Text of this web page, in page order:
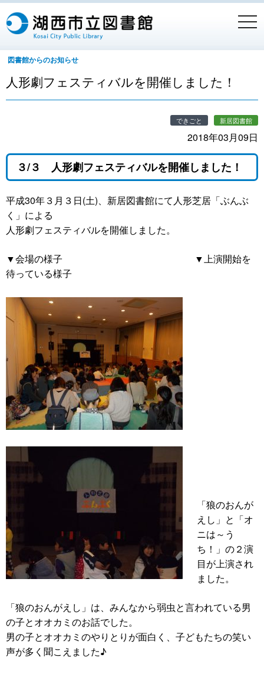
図書館からのお知らせ
人形劇フェスティバルを開催しました！
できごと 新居図書館
2018年03月09日
３/３ 人形劇フェスティバルを開催しました！
平成30年３月３日(土)、新居図書館にて人形芝居「ぶんぶ
く」による
人形劇フェスティバルを開催しました。
▼会場の様子 ▼上演開始を
待っている様子
「狼のおんが
えし」と「オ
ニは～う
ち！」の２演
目が上演され
ました。
「狼のおんがえし」は、みんなから弱虫と言われている男
の子とオオカミのお話でした。
男の子とオオカミのやりとりが面白く、子どもたちの笑い
声が多く聞こえました♪